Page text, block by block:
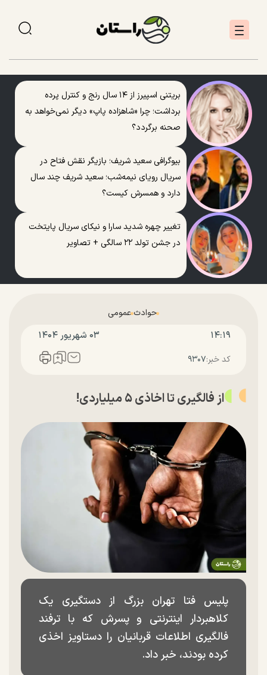
بریتنی اسپیرز از ۱۴ سال رنج و کنترل پرده
برداشت؛ چرا «شاهزاده پاپ» دیگر نمی‌خواهد به
صحنه برگردد؟
بیوگرافی سعید شریف؛ بازیگر نقش فتاح در
سریال رویای نیمه‌شب؛ سعید شریف چند سال
دارد و همسرش کیست؟
تغییر چهره شدید سارا و نیکای سریال پایتخت
در جشن تولد ۲۲ سالگی + تصاویر
حوادث عمومی
۱۴:۱۹ ۰۳ شهريور ۱۴۰۴
کد خبر:۹۳۰۷
از فالگیری تا اخاذی ۵ میلیاردی!
پلیس فتا تهران بزرگ از دستگیری یک
کلاهبردار اینترنتی و پسرش که با ترفند
فالگیری اطلاعات قربانیان را دستاویز اخذی
کرده بودند، خبر داد.